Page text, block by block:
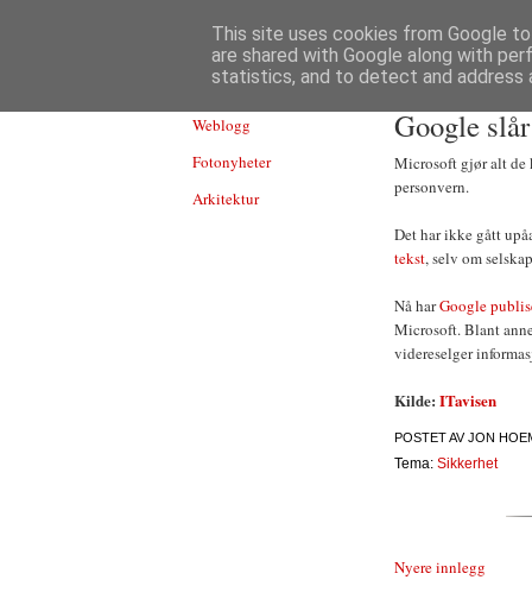
Weblogg
Fotonyheter
Arkitektur
Google
Microsoft gjør alt de
personvern.
Det har ikke gått
tekst, selv om
Nå harGoogle
Microsoft. Blant
videreselger
Kilde: ITavisen
POSTET AVJON
Tema: Sikkerhet
Nyere innlegg
This site uses cookies from Google
are shared with Google along with
statistics, and to detect and address